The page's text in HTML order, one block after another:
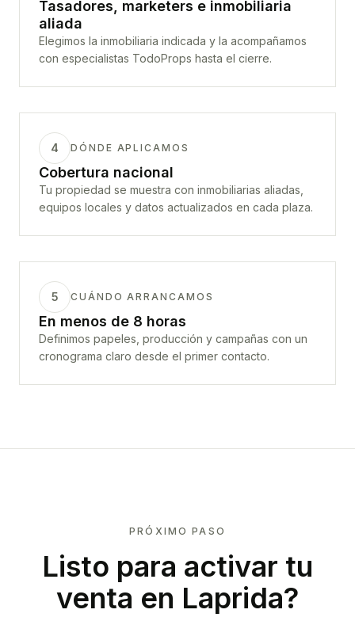
Tasadores, marketers e inmobiliaria
aliada
Elegimos la inmobiliaria indicada y la acompañamos
con especialistas TodoProps hasta el cierre.
4 DÓNDE APLICAMOS
Cobertura nacional
Tu propiedad se muestra con inmobiliarias aliadas,
equipos locales y datos actualizados en cada plaza.
5 CUÁNDO ARRANCAMOS
En menos de 8 horas
Definimos papeles, producción y campañas con un
cronograma claro desde el primer contacto.
PRÓXIMO PASO
Listo para activar tu
venta en Laprida?